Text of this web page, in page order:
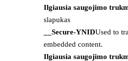
Ilgiausia saugojimo
slapukas
__Secure-YNIDUsed to
embedded content.
Ilgiausia saugojimo